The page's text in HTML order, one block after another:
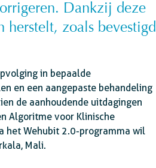
Dankzij deze
zoals bevestigd
in bepaalde
en een aangepaste behandeling
de aanhoudende uitdagingen
Algoritme voor Klinische
het Wehubit 2.0-programma wil
Mali.